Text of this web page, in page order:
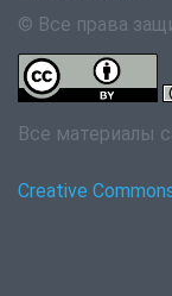
© Все права
Все материалы
Creative